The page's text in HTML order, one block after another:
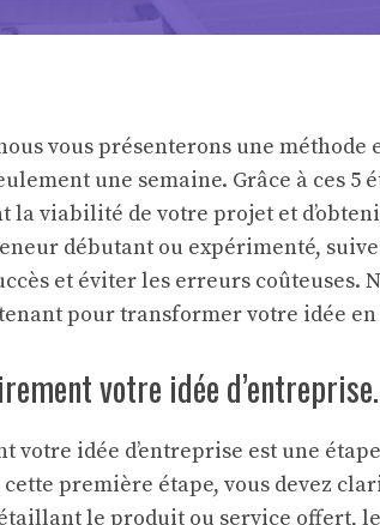
vous présenterons une
une semaine. Grâce à ces 5
la viabilité de votre projet et
débutant ou expérimenté,
et éviter les erreurs coûteuses.
pour transformer votre idée
votre idée d’entreprise.
votre idée d’entreprise est une
première étape, vous devez
le produit ou service offert,